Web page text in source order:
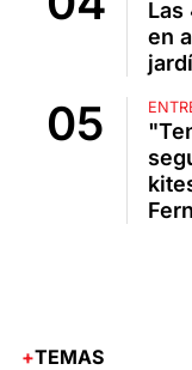
Las
en
TEMAS